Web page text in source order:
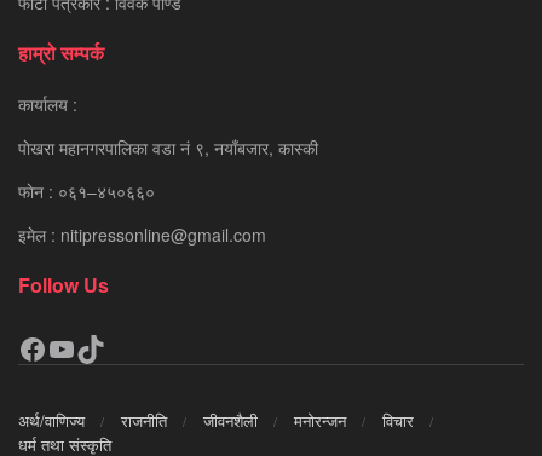
हाम्रो सम्पर्क
कार्यालय :
पाेखरा महानगरपालिका वडा नं ९, नयाँबजार, कास्की
फाेन : ०६१–४५०६६०
इमेल : nitipressonline@gmail.com
Follow Us
Facebook
YouTube
TikTok
अर्थ/वाणिज्य राजनीति जीवनशैली मनोरन्जन
विचार
धर्म तथा संस्कृति